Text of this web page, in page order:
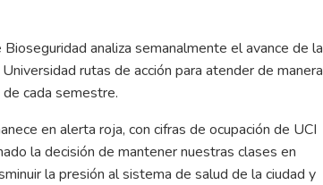
analiza semanalmente el avance de la
rutas de acción para atender de manera
cada semestre.
en alerta roja, con cifras de ocupación de UCI
la decisión de mantener nuestras clases en
la presión al sistema de salud de la ciudad y